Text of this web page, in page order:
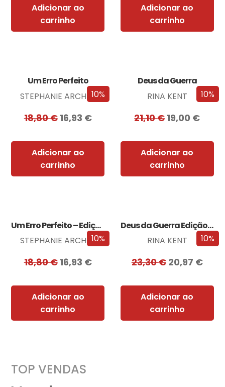
Adicionar ao
carrinho
Adicionar ao
carrinho
10%
Um Erro Perfeito
STEPHANIE ARCHER
18,80€ 16,93 €
Adicionar ao
carrinho
10%
Deus da Guerra
RINA KENT
21,10€19,00 €
Adicionar ao
carrinho
10%
Um Erro Perfeito – Edição com EDGES
STEPHANIE ARCHER
18,80€ 16,93 €
Adicionar ao
carrinho
10%
Deus da Guerra Edição com EDGES
RINA KENT
23,30€ 20,97 €
Adicionar ao
carrinho
TOP VENDAS